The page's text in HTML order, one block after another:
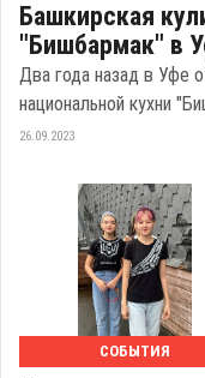
Башкирская
"Бишбармак" в
Два года назад в Уфе
национальной кухни
26.09.2023
СОБЫТИЯ